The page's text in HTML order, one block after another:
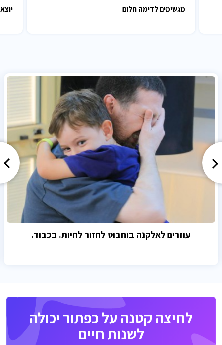
מגשימים לדימה חלום
עוזרים לאלקנה בוחבוט לחזור לחיות. בכבוד.
לחיצה קטנה על כפתור יכולה
לשנות חיים